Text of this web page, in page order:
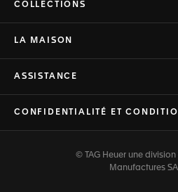
COLLECTIONS
LA MAISON
ASSISTANCE
CONFIDENTIALITÉ ET
© TAG Heuer une division
Manufactures